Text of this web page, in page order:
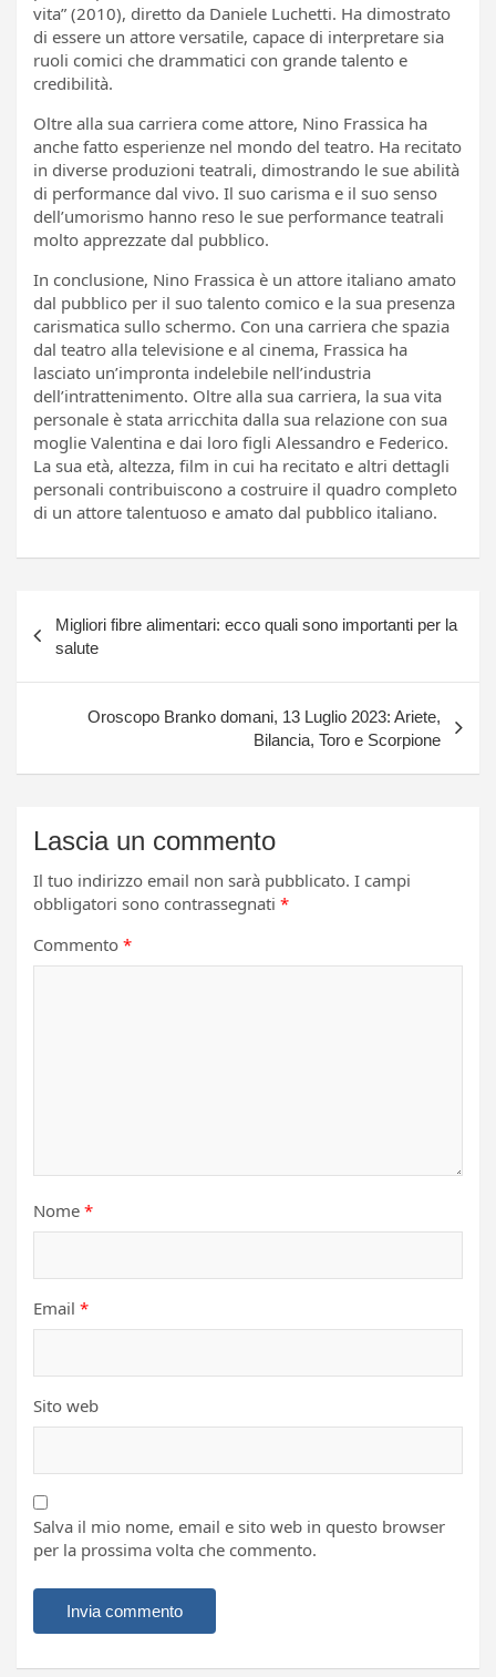
vita” (2010), diretto da Daniele Luchetti. Ha dimostrato
di essere un attore versatile, capace di interpretare sia
ruoli comici che drammatici con grande talento e
credibilità.
Oltre alla sua carriera come attore, Nino Frassica ha
anche fatto esperienze nel mondo del teatro. Ha recitato
in diverse produzioni teatrali, dimostrando le sue abilità
di performance dal vivo. Il suo carisma e il suo senso
dell’umorismo hanno reso le sue performance teatrali
molto apprezzate dal pubblico.
In conclusione, Nino Frassica è un attore italiano amato
dal pubblico per il suo talento comico e la sua presenza
carismatica sullo schermo. Con una carriera che spazia
dal teatro alla televisione e al cinema, Frassica ha
lasciato un’impronta indelebile nell’industria
dell’intrattenimento. Oltre alla sua carriera, la sua vita
personale è stata arricchita dalla sua relazione con sua
moglie Valentina e dai loro figli Alessandro e Federico.
La sua età, altezza, film in cui ha recitato e altri dettagli
personali contribuiscono a costruire il quadro completo
di un attore talentuoso e amato dal pubblico italiano.
articoli
Migliori fibre alimentari: ecco quali sono importanti per la
salute
Oroscopo Branko domani, 13 Luglio 2023: Ariete,
Bilancia, Toro e Scorpione
Lascia un commento
Il tuo indirizzo email non sarà pubblicato. I campi
obbligatori sono contrassegnati *
Commento *
Nome *
Email *
Sito web
Salva il mio nome, email e sito web in questo browser
per la prossima volta che commento.